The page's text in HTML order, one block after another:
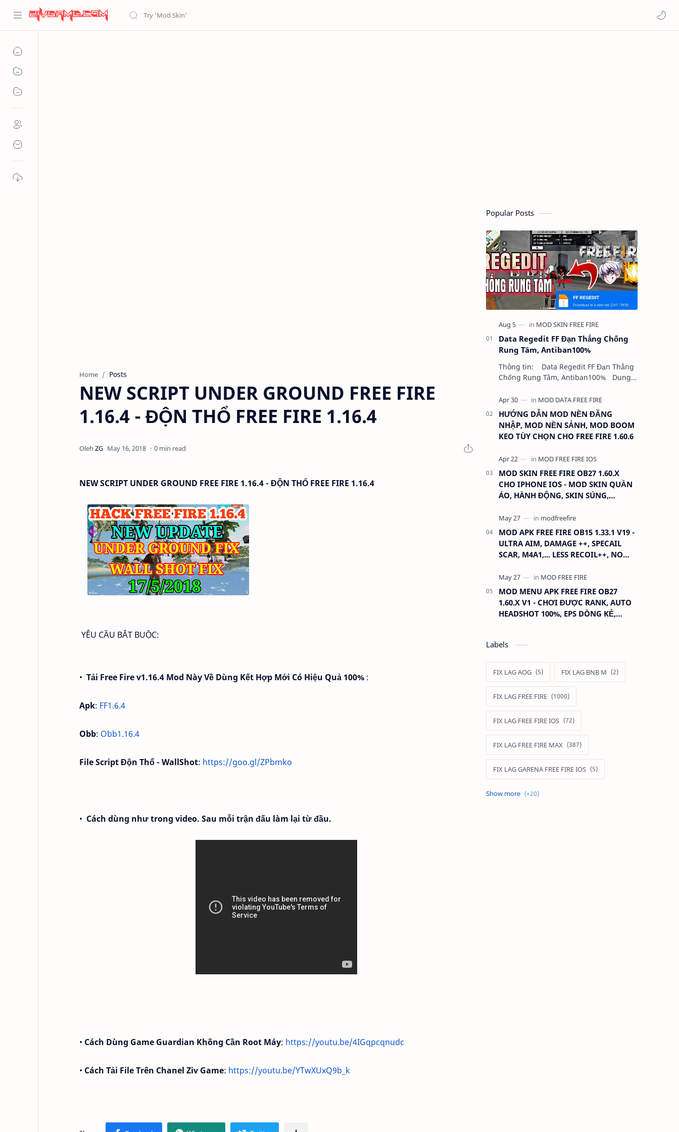
Home Posts
NEW SCRIPT UNDER GROUND FREE FIRE
1.16.4 - ĐỘN THỔ FREE FIRE 1.16.4
0 min read
NEW SCRIPT UNDER GROUND FREE FIRE 1.16.4 - ĐỘN THỔ FREE FIRE 1.16.4
YÊU CẦU BẮT BUỘC:
• Tải Free Fire v1.16.4 Mod Này Về Dùng Kết Hợp Mới Có Hiệu Quả 100% :
Apk: FF1.6.4
Obb: Obb1.16.4
File Script Độn Thổ - WallShot: https://goo.gl/ZPbmko
• Cách dùng như trong video. Sau mỗi trận đấu làm lại từ đầu.
• Cách Dùng Game Guardian Không Cần Root Máy: https://youtu.be/4IGqpcqnudc
• Cách Tải File Trên Chanel Ziv Game: https://youtu.be/YTwXUxQ9b_k
Popular Posts
Data Regedit FF Đạn Thẳng Chống
Rung Tâm, Antiban100%
Thông tin: Data Regedit FF Đạn Thẳng
Chống Rung Tâm, Antiban100% Dung
KHÔNG BAND ID - KHÔNG GHIM…
HƯỚNG DẪN MOD NỀN ĐĂNG
NHẬP, MOD NỀN SẢNH, MOD BOOM
KEO TÙY CHỌN CHO FREE FIRE 1.60.6
MOD SKIN FREE FIRE OB27 1.60.X
CHO IPHONE IOS - MOD SKIN QUẦN
ÁO, HÀNH ĐỘNG, SKIN SÚNG,
MOD APK FREE FIRE OB15 1.33.1 V19 -
ULTRA AIM, DAMAGE ++, SPECAIL
SCAR, M4A1,... LESS RECOIL++, NO
MOD MENU APK FREE FIRE OB27
1.60.X V1 - CHƠI ĐƯỢC RANK, AUTO
HEADSHOT 100%, EPS DÒNG KẺ,
Labels
FIX LAG AOG FIX LAG BNB M
FIX LAG FREE FIRE
FIX LAG FREE FIRE IOS
FIX LAG FREE FIRE MAX
FIX LAG GARENA FREE FIRE IOS
FIX LAG LIÊN QUÂN MOBILE